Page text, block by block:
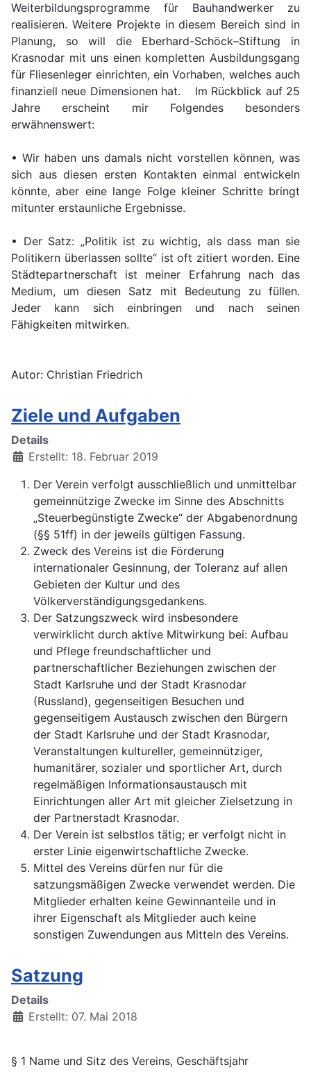
Weiterbildungsprogramme für Bauhandwerker zu
realisieren. Weitere Projekte in diesem Bereich sind in
Planung, so will die Eberhard-Schöck–Stiftung in
Krasnodar mit uns einen kompletten Ausbildungsgang
für Fliesenleger einrichten, ein Vorhaben, welches auch
finanziell neue Dimensionen hat. Im Rückblick auf 25
Jahre erscheint mir Folgendes besonders
erwähnenswert:
• Wir haben uns damals nicht vorstellen können, was
sich aus diesen ersten Kontakten einmal entwickeln
könnte, aber eine lange Folge kleiner Schritte bringt
mitunter erstaunliche Ergebnisse.
• Der Satz: „Politik ist zu wichtig, als dass man sie
Politikern überlassen sollte“ ist oft zitiert worden. Eine
Städtepartnerschaft ist meiner Erfahrung nach das
Medium, um diesen Satz mit Bedeutung zu füllen.
Jeder kann sich einbringen und nach seinen
Fähigkeiten mitwirken.
Autor: Christian Friedrich
Ziele und Aufgaben
Details
Erstellt: 18. Februar 2019
Der Verein verfolgt ausschließlich und unmittelbar
gemeinnützige Zwecke im Sinne des Abschnitts
„Steuerbegünstigte Zwecke“ der Abgabenordnung
(§§ 51ff) in der jeweils gültigen Fassung.
Zweck des Vereins ist die Förderung
internationaler Gesinnung, der Toleranz auf allen
Gebieten der Kultur und des
Völkerverständigungsgedankens.
Der Satzungszweck wird insbesondere
verwirklicht durch aktive Mitwirkung bei: Aufbau
und Pflege freundschaftlicher und
partnerschaftlicher Beziehungen zwischen der
Stadt Karlsruhe und der Stadt Krasnodar
(Russland), gegenseitigen Besuchen und
gegenseitigem Austausch zwischen den Bürgern
der Stadt Karlsruhe und der Stadt Krasnodar,
Veranstaltungen kultureller, gemeinnütziger,
humanitärer, sozialer und sportlicher Art, durch
regelmäßigen Informationsaustausch mit
Einrichtungen aller Art mit gleicher Zielsetzung in
der Partnerstadt Krasnodar.
Der Verein ist selbstlos tätig; er verfolgt nicht in
erster Linie eigenwirtschaftliche Zwecke.
Mittel des Vereins dürfen nur für die
satzungsmäßigen Zwecke verwendet werden. Die
Mitglieder erhalten keine Gewinnanteile und in
ihrer Eigenschaft als Mitglieder auch keine
sonstigen Zuwendungen aus Mitteln des Vereins.
Satzung
Details
Erstellt: 07. Mai 2018
§ 1 Name und Sitz des Vereins, Geschäftsjahr